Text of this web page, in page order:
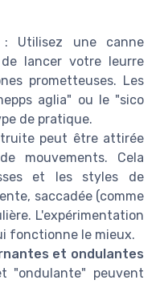
: Utilisez une canne
lancer votre leurre
prometteuses. Les
aglia" ou le "sico
de pratique.
peut être attirée
mouvements. Cela
et les styles de
saccadée (comme
L'expérimentation
fonctionne le mieux.
et ondulantes
"ondulante" peuvent